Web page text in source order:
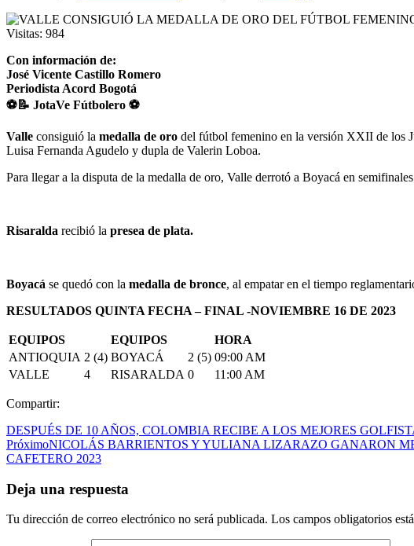
Visitas: 984
Con información de:
José Vicente Castillo Romero
Periodista Acord Bogotá
⚽📝 JotaVe Fútbolero ⚽
Valle consiguió la medalla de oro del fútbol femenino en la versión XXII de los
Luisa Fernanda Agudelo y dupla de Valerin Loboa.
Para llegar a la disputa de la medalla de oro, Valle derrotó a Boyacá en
Risaralda recibió la presea de plata.
Boyacá se quedó con la medalla de bronce, al empatar en el tiempo
RESULTADOS QUINTA FECHA – FINAL -NOVIEMBRE 16 DE 2023
EQUIPOS EQUIPOS
HORA
ANTIOQUIA 2 (4) BOYACÁ 2 (5) 09:00 AM
VALLE
4 RISARALDA 0 11:00 AM
Compartir:
DESPUÉS DE 10 AÑOS, COLOMBIA RECIBE A LOS MEJORES
PróximoNICOLÁS BARRIENTOS Y YULIANA LIZARAZO GANARON
CAFETERO 2023
Deja una respuesta
Tu dirección de correo electrónico no será publicada. Los campos obligatorios